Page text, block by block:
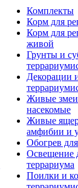
Комплекты
Корм для
Корм для
живой
Грунты и
Декорации
Живые
насекомые
Живые
амфибии и
Обогрев
Освещение
террариума
Поилки и